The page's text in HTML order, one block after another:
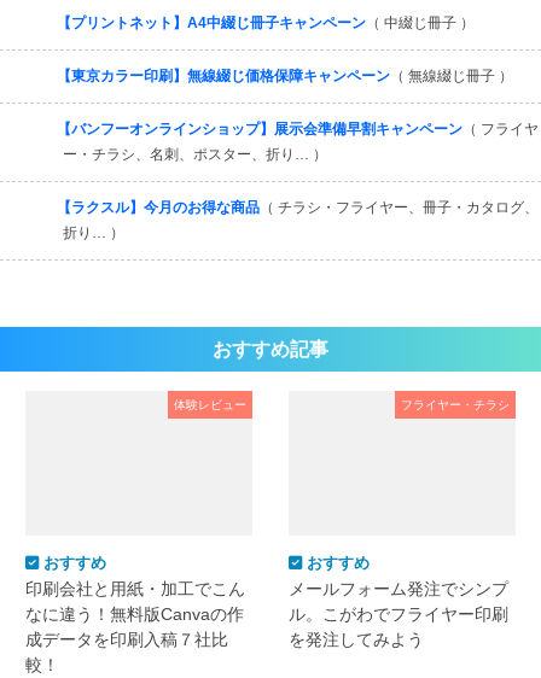
【プリントネット】A4中綴じ冊子キャンペーン （ 中綴じ冊子 ）
【東京カラー印刷】無線綴じ価格保障キャンペーン （ 無線綴じ冊子 ）
【バンフーオンラインショップ】展示会準備早割キャンペーン （ フライヤ
ー・チラシ、名刺、ポスター、折り… ）
【ラクスル】今月のお得な商品 （ チラシ・フライヤー、冊子・カタログ、
折り… ）
おすすめ記事
体験レビュー
おすすめ
印刷会社と用紙・加工でこん
なに違う！無料版Canvaの作
成データを印刷入稿７社比
較！
フライヤー・チラシ
おすすめ
メールフォーム発注でシンプ
ル。こがわでフライヤー印刷
を発注してみよう